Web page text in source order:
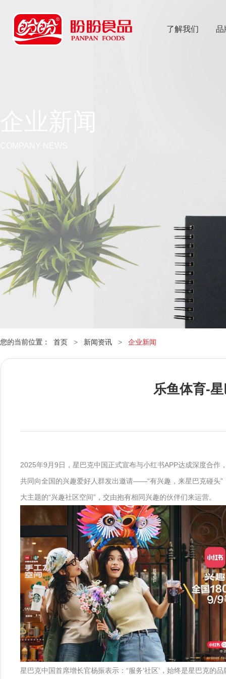
了解我们 品
您的当前位置： 首页 > 新闻资讯 > 企业新闻
乐鱼体育-
2025年9月9日，星巴克中国正式宣布与小红书APP达成深度合作
共同向全国的兴趣爱好人群发出邀请——“有兴趣，来星巴克碰头
大主题的“兴趣社区空间”，交由抱有相同兴趣的伙伴们来运营。
星巴克中国首席增长官杨振表示：“服务‘社区’，始终是星巴克的